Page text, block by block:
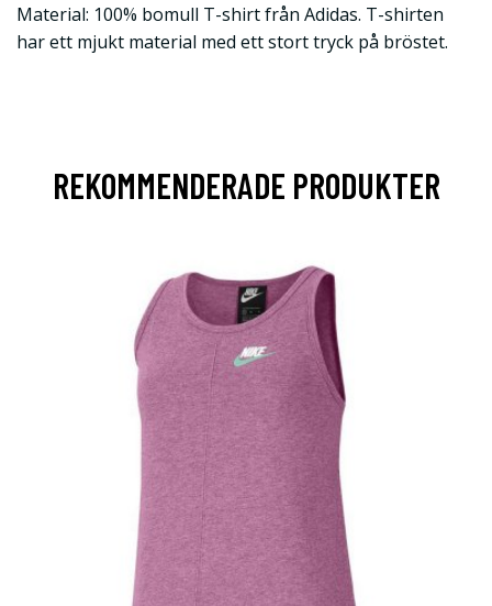
Material: 100% bomull T-shirt från Adidas. T-shirten
har ett mjukt material med ett stort tryck på bröstet.
REKOMMENDERADE PRODUKTER